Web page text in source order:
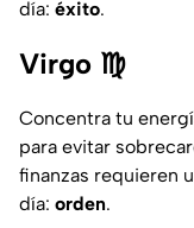
día: éxito.
Virgo ♍
Concentra tu
para evitar
finanzas requieren
día: orden.